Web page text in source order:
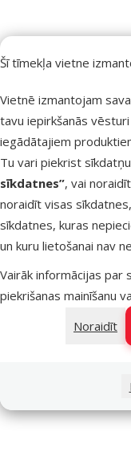
Šī tīmekļa vietne
Vietnē izmantojam
tavu iepirkšanās
iegādātajiem
Tu vari piekrist
sīkdatnes”, vai
noraidīt visas
sīkdatnes, kuras
un kuru lietošanai nav
Vairāk informācijas par
piekrišanas mainīšanu
Noraidīt